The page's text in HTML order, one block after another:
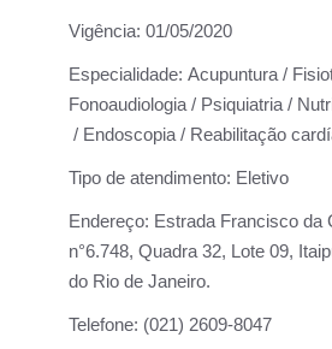
Vigência: 01/05/2020
Especialidade: Acupuntura /
Fonoaudiologia / Psiquiatria /
/ Endoscopia / Reabilitação
Tipo de atendimento: Eletivo
Endereço: Estrada Francisco da
n°6.748, Quadra 32, Lote 09,
do Rio de Janeiro.
Telefone: (021) 2609-8047